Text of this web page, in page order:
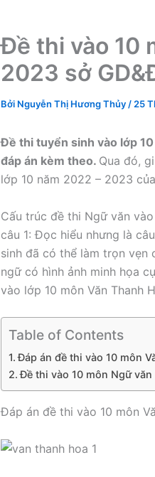
Đề thi vào 10
2023 sở
Bởi Nguyễn Thị Hương Thủy / 25
Đề thi tuyển sinh vào lớp
đáp án kèm theo. Qua đó,
lớp 10 năm 2022 – 2023
Cấu trúc đề thi Ngữ văn
câu 1: Đọc hiểu nhưng là
sinh đã có thể làm trọn vẹn
ngữ có hình ảnh minh họa
vào lớp 10 môn Văn Thanh
Table of Contents
Đáp án đề thi vào 10 môn
Đề thi vào 10 môn Ngữ văn
Đáp án đề thi vào 10 môn